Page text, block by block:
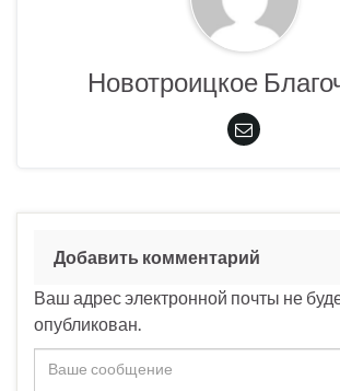
Новотроицкое
Добавить комментарий
Ваш адрес электронной почты не
опубликован.